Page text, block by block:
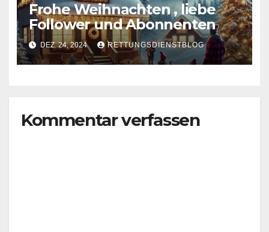
Frohe Weihnachten , liebe
Follower und Abonnenten
DEZ. 24, 2024 RETTUNGSDIENSTBLOG
Kommentar verfassen